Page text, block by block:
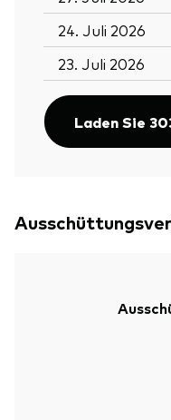
24. Juli 2026
23. Juli 2026
Laden Sie